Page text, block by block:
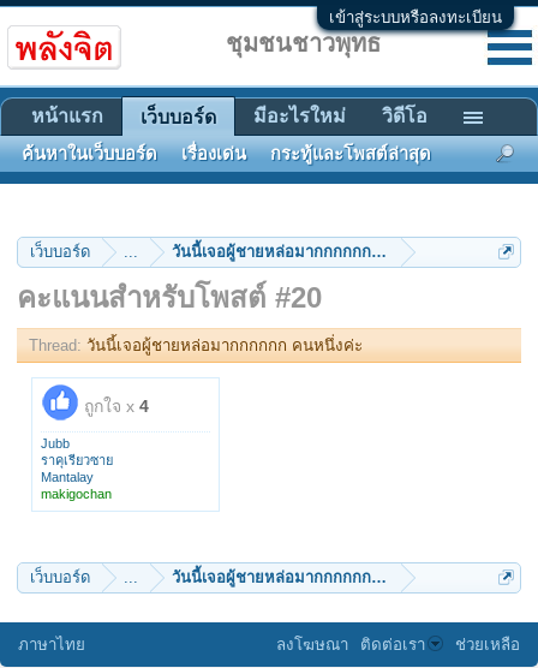
เข้าสู่ระบบหรือลงทะเบียน
เว็บบอร์ด ... วันนี้เจอผู้ชายหล่อมากกกกกก คนหนึ่งค่ะ
คะแนนสำหรับโพสต์ #20
Thread: วันนี้เจอผู้ชายหล่อมากกกกกก คนหนึ่งค่ะ
ถูกใจ x 4
Jubb
ราคุเรียวซาย
Mantalay
makigochan
เว็บบอร์ด ... วันนี้เจอผู้ชายหล่อมากกกกกก คนหนึ่งค่ะ
ชุมชนชาวพุทธ
หน้าแรก เว็บบอร์ด
ค้นหาในเว็บบอร์ด เรื่องเด่น กระทู้และโพสต์ล่าสุด
มีอะไรใหม่ วิดีโอ
ภาษาไทย ลงโฆษณา ติดต่อเรา ช่วยเหลือ